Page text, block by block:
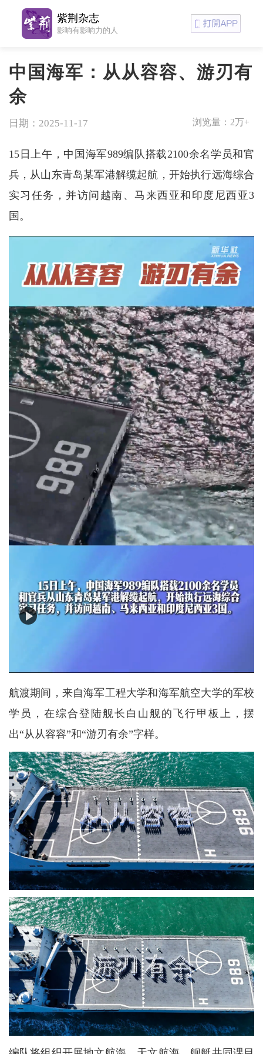
中国海军：从从容容、游刃有
余
日期：2025-11-17 浏览量： 2万+
15日上午，中国海军989编队搭载2100余名学员和官
兵，从山东青岛某军港解缆起航，开始执行远海综合
实习任务，并访问越南、马来西亚和印度尼西亚3
国。
航渡期间，来自海军工程大学和海军航空大学的军校
学员，在综合登陆舰长白山舰的飞行甲板上，摆
出“从从容容”和“游刃有余”字样。
紫荆杂志
影响有影响力的人